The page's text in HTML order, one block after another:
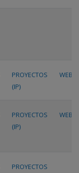
PROYECTOS
(IP)
WEB
PROYECTOS
(IP)
WEB
PROYECTOS